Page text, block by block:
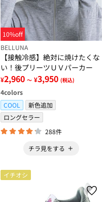
10%off
BELLUNA
【接触冷感】絶対に焼けたくな
い！後プリーツＵＶパーカー
¥2,960 ～ ¥3,950 (税込)
4colors
COOL
新色追加
ロングセラー
288件
チラ見をする
イチオシ